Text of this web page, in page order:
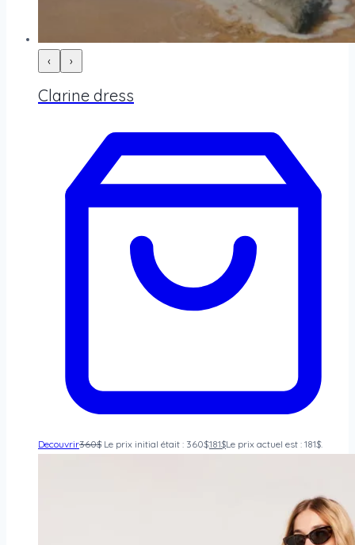
‹ ›
Clarine dress
Decouvrir360$ Le prix initial était : 360$.181$Le prix actuel est : 181$.